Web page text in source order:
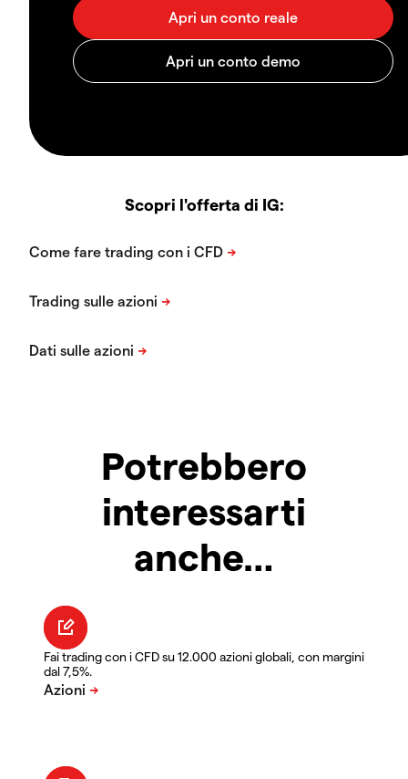
Scopri l'offerta di IG:
Potrebbero
interessarti
anche…
Fai trading con i CFD su 12.000 azioni globali, con margini
dal 7,5%.